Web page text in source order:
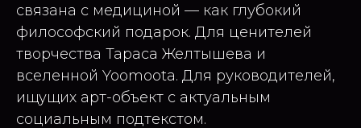
связана с медициной — как глубокий
философский подарок. Для ценителей
творчества Тараса Желтышева и
вселенной Yoomoota. Для руководителей,
ищущих арт-объект с актуальным
социальным подтекстом.